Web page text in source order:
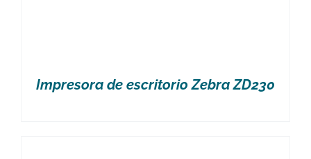
Impresora de escritorio Zebra ZD230